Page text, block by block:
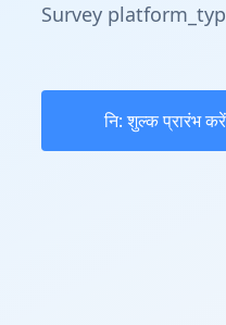
Survey
नि: शुल्क प्रारंभ करें